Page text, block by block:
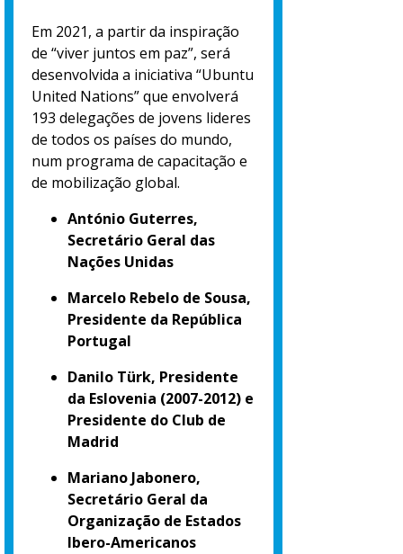
Em 2021, a partir da inspiração
de “viver juntos em paz”, será
desenvolvida a iniciativa “Ubuntu
United Nations” que envolverá
193 delegações de jovens lideres
de todos os países do mundo,
num programa de capacitação e
de mobilização global.
António Guterres,
Secretário Geral das
Nações Unidas
Marcelo Rebelo de Sousa,
Presidente da República
Portugal
Danilo Türk, Presidente
da Eslovenia (2007-2012) e
Presidente do Club de
Madrid
Mariano Jabonero,
Secretário Geral da
Organização de Estados
Ibero-Americanos